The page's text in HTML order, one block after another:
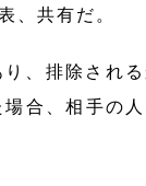
共有だ。
、排除され
合、相手の